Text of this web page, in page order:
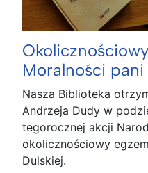
Moralności pani
Nasza Biblioteka
Andrzeja Dudy w
tegorocznej akcji
okolicznościowy
Dulskiej.